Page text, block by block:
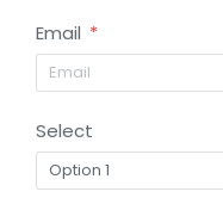
Email
Select